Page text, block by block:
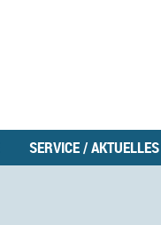
SERVICE / AKTUELLES